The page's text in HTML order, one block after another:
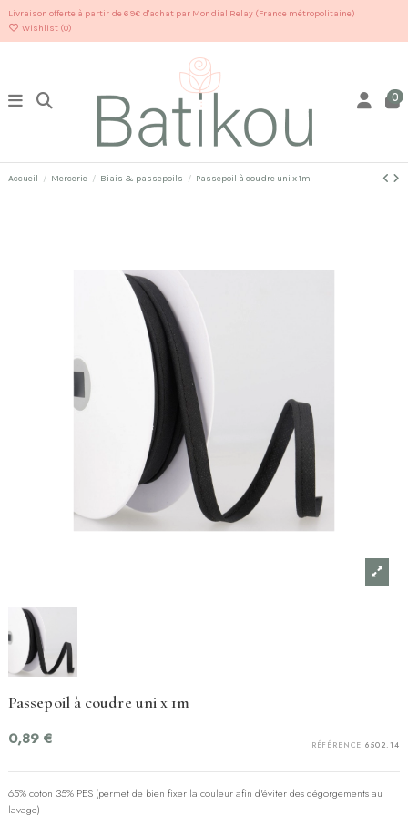
Livraison offerte à partir de 69€ d'achat par Mondial Relay (France métropolitaine)
Wishlist (0)
0
Accueil Mercerie Biais & passepoils Passepoil à coudre uni x 1m
Passepoil à coudre uni x 1m
RÉFÉRENCE 6502.14
0,89 €
65% coton 35% PES (permet de bien fixer la couleur afin d'éviter des dégorgements au
lavage)